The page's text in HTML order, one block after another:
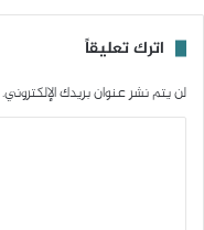
اترك تعليقاً
لن يتم نشر عنوان بريدك الإلكتروني.